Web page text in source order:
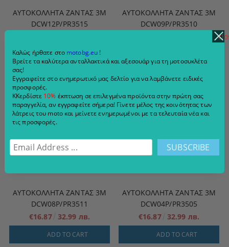
ΑΥΤΟΚΌΛΛΗΤΑ ΖΆΝΤΑΣ 3M
DCW12P/PR3515
ADD TO CART
ΑΥΤΟΚΌΛΛΗΤΑ ΖΆΝΤΑΣ 3M
DCW09P/PR3510
ΑΥΤΟΚΌΛΛΗΤΑ ΖΆΝΤΑΣ 3M
DCW08P/PR3511
€16.87 32.99 лв.
ADD TO CART
ΑΥΤΟΚΌΛΛΗΤΑ ΖΆΝΤΑΣ 3M
DCW04P/PR3505
€16.87 32.99 лв.
ADD TO CART
Καλώς ήρθατε στο motobg.eu !
Βρείτε τα καλύτερα ανταλλακτικά και αξεσουάρ για τη μοτοσυκλέτα
σας!
Εγγραφείτε στο ενημερωτικό μας δελτίο για να λαμβάνετε ειδικές
προσφορές.
ΚΚερδίστε 10% έκπτωση σε επιλεγμένα προϊόντα στην πρώτη σας
παραγγελία, αν εγγραφείτε σήμερα! Γίνετε μέλος της κοινότητας των
λάτρεις του moto και μείνετε ενημερωμένοι με τα τελευταία νέα και
τις προσφορές.